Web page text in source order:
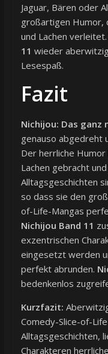
Jaguar, Bären oder
großartigen Humor,
und Lachen
11 wieder
Lesespaß.
Fazit
Nichijou: Das ganz
genauso abgedreht
Der herrliche
Lachen gebracht
Alltagsgeschichten
so dass sie den
of-Life-Mangas
Nichijou Band 11
exzentrischen
eingesetzt werden
perfekt abrunden.
bedenkenlos
Kurzfazit:
Comedy-Slice-of-
Alltagsgeschichten,
Charakteren